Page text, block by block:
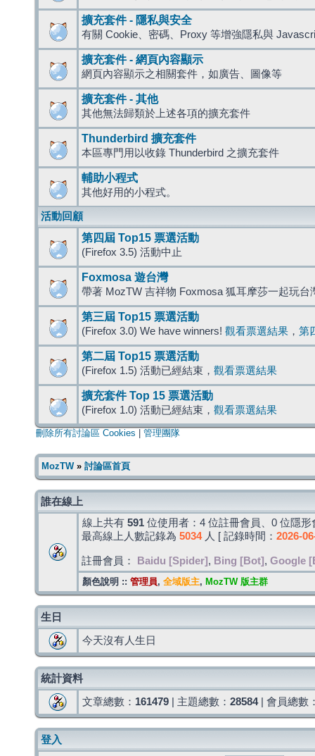
擴充套件 - 隱私與安全
有關 Cookie、密碼、Proxy 等增強隱私與
擴充套件 - 網頁內容顯示
網頁內容顯示之相關套件，如廣告、圖像等
擴充套件 - 其他
其他無法歸類於上述各項的擴充套件
Thunderbird 擴充套件
本區專門用以收錄 Thunderbird 之擴充套件
輔助小程式
其他好用的小程式。
活動回顧
第四屆 Top15 票選活動
(Firefox 3.5) 活動中止
Foxmosa 遊台灣
帶著 MozTW 吉祥物 Foxmosa 狐耳摩莎一起玩台
第三屆 Top15 票選活動
(Firefox 3.0) We have winners! 觀看票選結果 ， 第
第二屆 Top15 票選活動
(Firefox 1.5) 活動已經結束， 觀看票選結果
擴充套件 Top 15 票選活動
(Firefox 1.0) 活動已經結束， 觀看票選結果
刪除所有討論區 Cookies 管理團隊
MozTW» 討論區首頁
誰在線上
線上共有 591 位使用者：4 位註冊會員、0 位隱
最高線上人數記錄為 5034人 [ 記錄時間： 2026-
註冊會員： Baidu [Spider] , Bing [Bot] , Google
顏色說明 :: 管理員, 全域版主, MozTW 版主群
生日
今天沒有人生日
統計資料
文章總數： 161479 | 主題總數： 28584| 會員總數
登入